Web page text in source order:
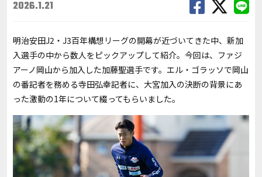
2026.1.21
明治安田J2・J3百年構想リーグの開幕が近づいてきた中、新加
入選手の中から数人をピックアップして紹介。今回は、ファジ
アーノ岡山から加入した加藤聖選手です。エル・ゴラッソで岡山
の番記者を務める寺田弘幸記者に、大宮加入の決断の背景にあ
った激動の1年について綴ってもらいました。